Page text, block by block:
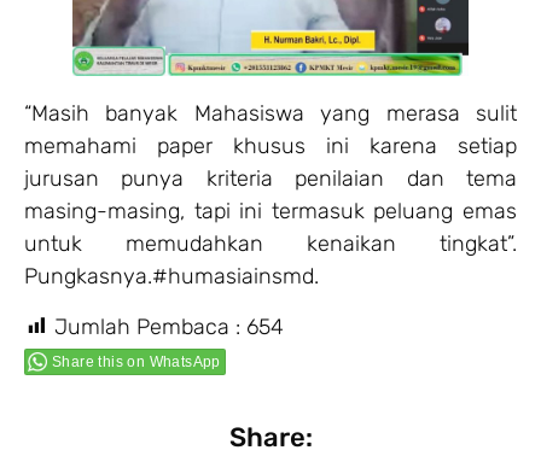
“Masih banyak Mahasiswa yang merasa sulit
memahami paper khusus ini karena setiap
jurusan punya kriteria penilaian dan tema
masing-masing, tapi ini termasuk peluang emas
untuk memudahkan kenaikan tingkat”.
Pungkasnya.#humasiainsmd.
Jumlah Pembaca : 654
Share this on WhatsApp
Share: